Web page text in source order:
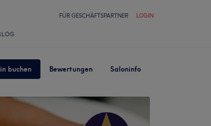
FÜR GESCHÄFTSPARTNER LOGIN
buchen Bewertungen Saloninfo